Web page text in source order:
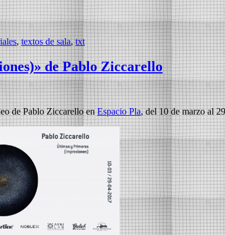
,textos de sala, txt
de Pablo Ziccarello
de Pablo Ziccarello enEspacio Pla, del 10 de marzo al